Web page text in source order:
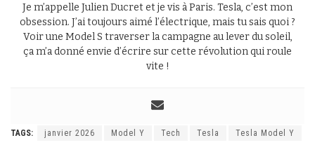
Je m’appelle Julien Ducret et je vis à Paris. Tesla, c’est mon
obsession. J’ai toujours aimé l’électrique, mais tu sais quoi ?
Voir une Model S traverser la campagne au lever du soleil,
ça m’a donné envie d’écrire sur cette révolution qui roule
vite !
TAGS: janvier 2026 Model Y Tech Tesla Tesla Model Y